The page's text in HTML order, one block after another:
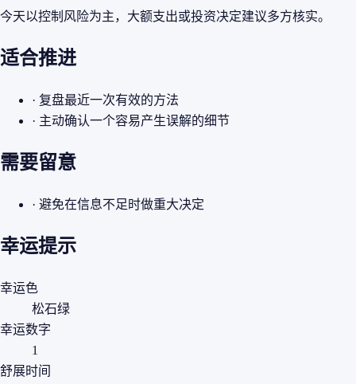
今天以控制风险为主，大额支出或投资决定建议多方核实。
适合推进
· 复盘最近一次有效的方法
· 主动确认一个容易产生误解的细节
需要留意
· 避免在信息不足时做重大决定
幸运提示
幸运色
松石绿
幸运数字
1
舒展时间